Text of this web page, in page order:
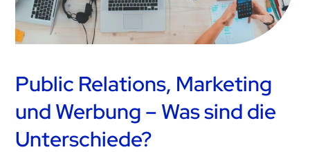
Public Relations, Marketing
und Werbung – Was sind die
Unterschiede?